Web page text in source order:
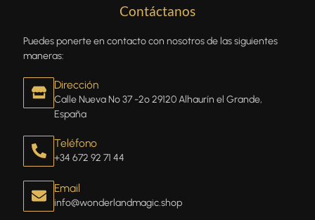
Contáctanos
Puedes ponerte en contacto con nosotros de las siguientes
maneras:
Dirección
Calle Nueva Nº 37 -2º 29120 Alhaurín el Grande,
España
Teléfono
+34 672 92 71 44
Email
info@wonderlandmagic.shop